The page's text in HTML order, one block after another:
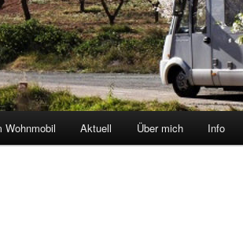
Wohnmobil Aktuell Über mich Info